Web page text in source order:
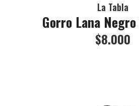
La Tabla
Gorro Lana
$8.000